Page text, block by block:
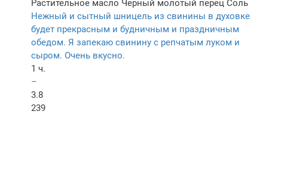
Растительное масло Черный молотый перец Соль
Нежный и сытный шницель из свинины в духовке
будет прекрасным и будничным и праздничным
обедом. Я запекаю свинину с репчатым луком и
сыром. Очень вкусно.
1 ч.
–
3.8
239